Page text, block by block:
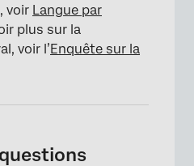
voir Langue par
plus sur la
voir l’Enquête sur la